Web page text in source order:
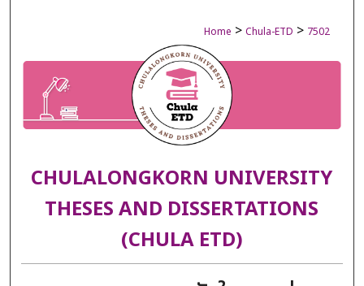
Home > Chula-ETD > 7502
CHULALONGKORN UNIVERSITY
THESES AND DISSERTATIONS
(CHULA ETD)